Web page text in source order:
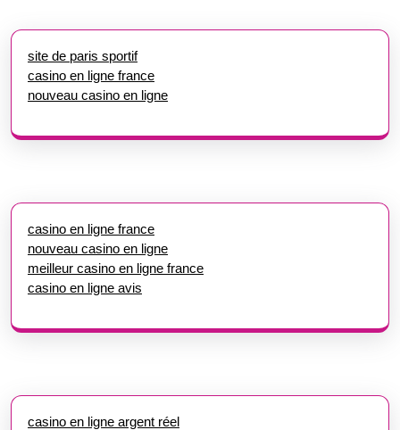
site de paris sportif
casino en ligne france
nouveau casino en ligne
casino en ligne france
nouveau casino en ligne
meilleur casino en ligne france
casino en ligne avis
casino en ligne argent réel